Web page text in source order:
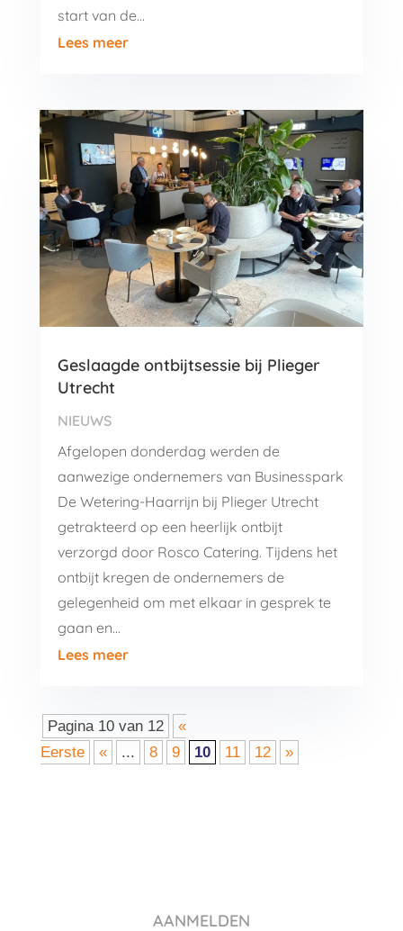
start van de...
Lees meer
Geslaagde ontbijtsessie bij Plieger
Utrecht
NIEUWS
Afgelopen donderdag werden de
aanwezige ondernemers van Businesspark
De Wetering-Haarrijn bij Plieger Utrecht
getrakteerd op een heerlijk ontbijt
verzorgd door Rosco Catering. Tijdens het
ontbijt kregen de ondernemers de
gelegenheid om met elkaar in gesprek te
gaan en...
Lees meer
Pagina 10 van 12
«
Eerste
« ... 8 9 10 11 12 »
AANMELDEN